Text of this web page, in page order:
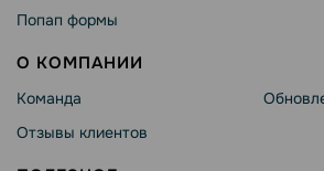
Попап формы
О КОМПАНИИ
Команда
Отзывы клиентов